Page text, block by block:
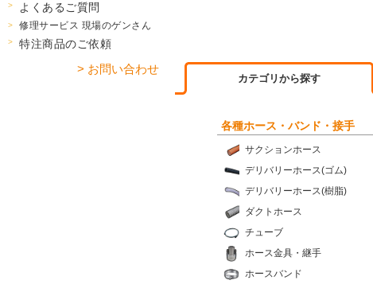
カテゴリから探す
各種ホース・バンド・接手
サクションホース
デリバリーホース(ゴム)
デリバリーホース(樹脂)
ダクトホース
チューブ
ホース金具・継手
ホースバンド
よくあるご質問
修理サービス 現場のゲンさん
特注商品のご依頼
> お問い合わせ